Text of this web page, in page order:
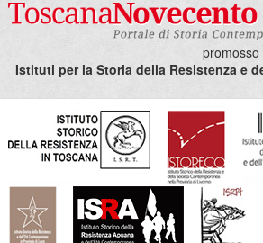
Istituti per la Storia della Resistenza e